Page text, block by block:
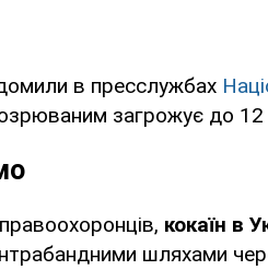
в пресслужбах
загрожує до 12
кокаїн в
шляхами